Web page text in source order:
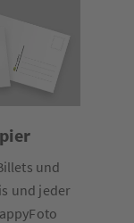
und
und jeder